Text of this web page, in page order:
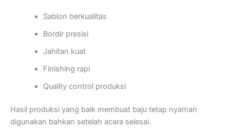
Sablon berkualitas
Bordir presisi
Jahitan kuat
Finishing rapi
Quality control produksi
Hasil produksi yang baik membuat baju tetap nyaman
digunakan bahkan setelah acara selesai.